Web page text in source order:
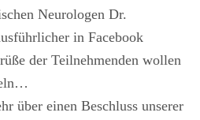
Neurologen Dr.
in Facebook
der Teilnehmenden wollen
über einen Beschluss unserer